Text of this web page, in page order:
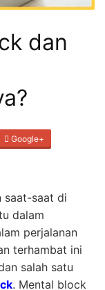
dan
Google+
saat-saat di
dalam
perjalanan
terhambat ini
salah satu
. Mental block